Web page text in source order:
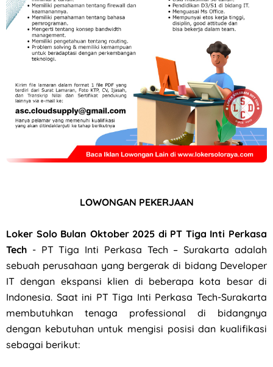
Loker Semarang Terbaru di Booba Bloom
Loker Solo Raya Posisi Staff Minuman, Dishwasher, Kasir,
Loker Canvasser di PT Kinarya Alihdaya Mandiri Semarang
LOWONGAN PEKERJAAN
Loker Solo Bulan Oktober 2025 di PT Tiga Inti Perkasa
Tech - PT Tiga Inti Perkasa Tech – Surakarta adalah
sebuah perusahaan yang bergerak di bidang Developer
IT dengan ekspansi klien di beberapa kota besar di
Indonesia. Saat ini PT Tiga Inti Perkasa Tech-Surakarta
membutuhkan tenaga professional di bidangnya
dengan kebutuhan untuk mengisi posisi dan kualifikasi
sebagai berikut: